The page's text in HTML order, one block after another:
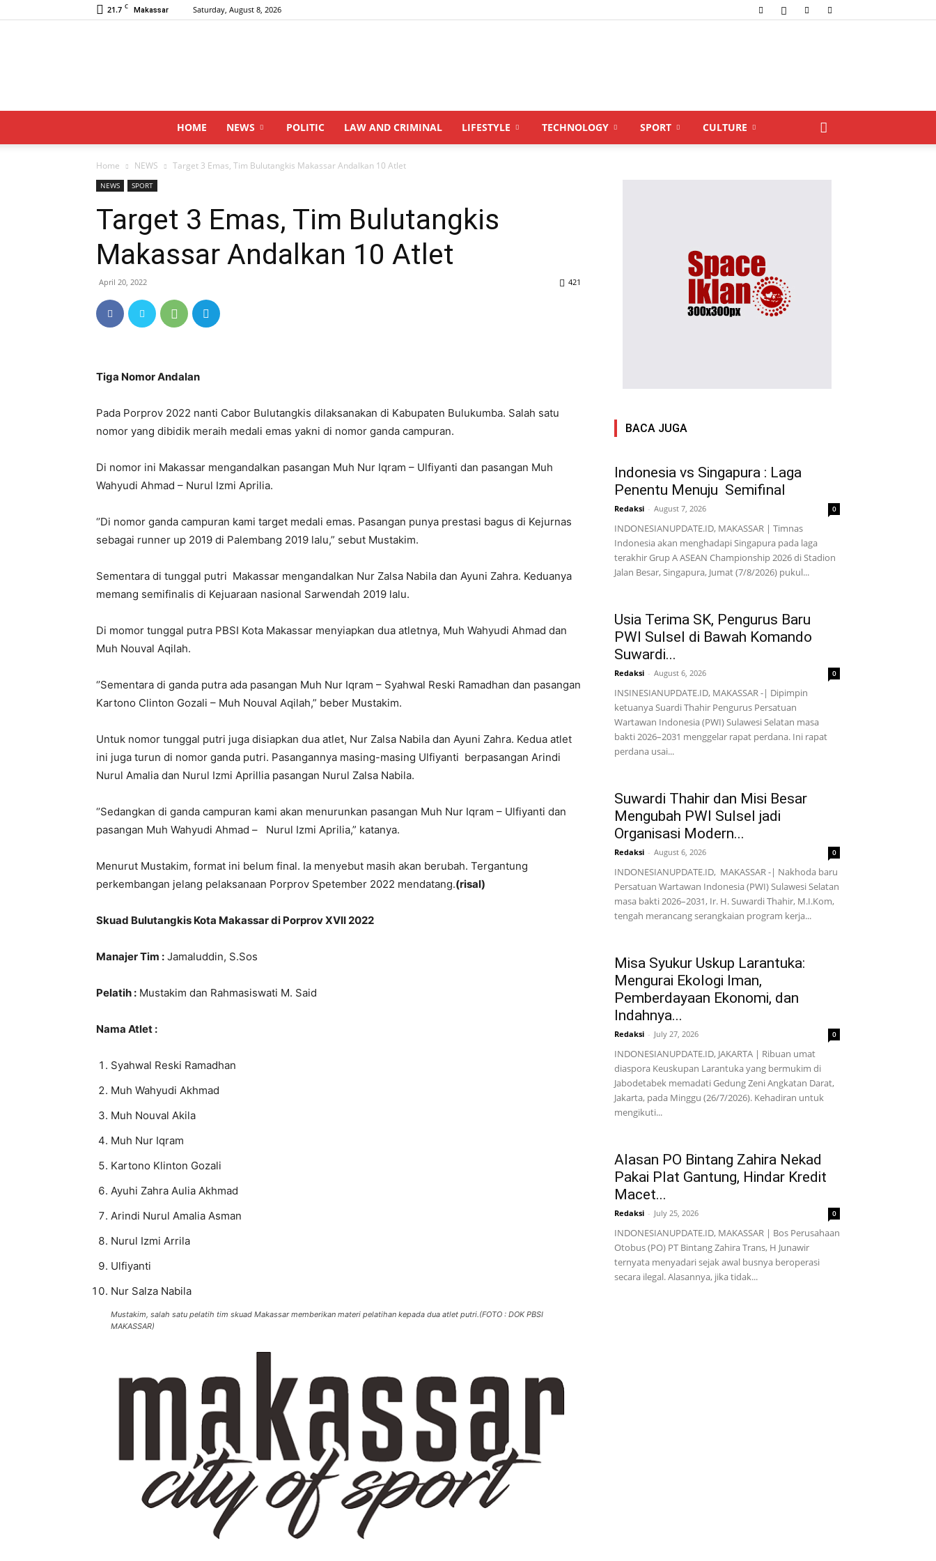
21.7 C Makassar Saturday, August 8, 2026
INDONESIANUPDATE.id
HOME NEWS POLITIC LAW AND CRIMINAL LIFESTYLE TECHNOLOGY SPORT CULTURE
Home NEWS Target 3 Emas, Tim Bulutangkis Makassar Andalkan 10 Atlet
NEWS SPORT
Target 3 Emas, Tim Bulutangkis
Makassar Andalkan 10 Atlet
April 20, 2022 421
Tiga Nomor Andalan
Pada Porprov 2022 nanti Cabor Bulutangkis dilaksanakan di Kabupaten Bulukumba. Salah satu
nomor yang dibidik meraih medali emas yakni di nomor ganda campuran.
Di nomor ini Makassar mengandalkan pasangan Muh Nur Iqram – Ulfiyanti dan pasangan Muh
Wahyudi Ahmad – Nurul Izmi Aprilia.
‘’Di nomor ganda campuran kami target medali emas. Pasangan punya prestasi bagus di Kejurnas
sebagai runner up 2019 di Palembang 2019 lalu,” sebut Mustakim.
Sementara di tunggal putri Makassar mengandalkan Nur Zalsa Nabila dan Ayuni Zahra. Keduanya
memang semifinalis di Kejuaraan nasional Sarwendah 2019 lalu.
Di momor tunggal putra PBSI Kota Makassar menyiapkan dua atletnya, Muh Wahyudi Ahmad dan
Muh Nouval Aqilah.
‘’Sementara di ganda putra ada pasangan Muh Nur Iqram – Syahwal Reski Ramadhan dan pasangan
Kartono Clinton Gozali – Muh Nouval Aqilah,” beber Mustakim.
Untuk nomor tunggal putri juga disiapkan dua atlet, Nur Zalsa Nabila dan Ayuni Zahra. Kedua atlet
ini juga turun di nomor ganda putri. Pasangannya masing-masing Ulfiyanti berpasangan Arindi
Nurul Amalia dan Nurul Izmi Aprillia pasangan Nurul Zalsa Nabila.
‘’Sedangkan di ganda campuran kami akan menurunkan pasangan Muh Nur Iqram – Ulfiyanti dan
pasangan Muh Wahyudi Ahmad – Nurul Izmi Aprilia,” katanya.
Menurut Mustakim, format ini belum final. Ia menyebut masih akan berubah. Tergantung
perkembangan jelang pelaksanaan Porprov Spetember 2022 mendatang.(risal)
Skuad Bulutangkis Kota Makassar di Porprov XVII 2022
Manajer Tim : Jamaluddin, S.Sos
Pelatih : Mustakim dan Rahmasiswati M. Said
Nama Atlet :
Syahwal Reski Ramadhan
Muh Wahyudi Akhmad
Muh Nouval Akila
Muh Nur Iqram
Kartono Klinton Gozali
Ayuhi Zahra Aulia Akhmad
Arindi Nurul Amalia Asman
Nurul Izmi Arrila
Ulfiyanti
Nur Salza Nabila
Mustakim, salah satu pelatih tim skuad Makassar memberikan materi pelatihan kepada dua atlet putri.(FOTO : DOK PBSI
MAKASSAR)
BACA JUGA
Indonesia vs Singapura : Laga
Penentu Menuju Semifinal
Redaksi - August 7, 2026 0
INDONESIANUPDATE.ID, MAKASSAR | Timnas
Indonesia akan menghadapi Singapura pada laga
terakhir Grup A ASEAN Championship 2026 di Stadion
Jalan Besar, Singapura, Jumat (7/8/2026) pukul...
Usia Terima SK, Pengurus Baru
PWI Sulsel di Bawah Komando
Suwardi...
Redaksi - August 6, 2026 0
INSINESIANUPDATE.ID, MAKASSAR -| Dipimpin
ketuanya Suardi Thahir Pengurus Persatuan
Wartawan Indonesia (PWI) Sulawesi Selatan masa
bakti 2026–2031 menggelar rapat perdana. Ini rapat
perdana usai...
Suwardi Thahir dan Misi Besar
Mengubah PWI Sulsel jadi
Organisasi Modern...
Redaksi - August 6, 2026 0
INDONESIANUPDATE.ID, MAKASSAR -| Nakhoda baru
Persatuan Wartawan Indonesia (PWI) Sulawesi Selatan
masa bakti 2026–2031, Ir. H. Suwardi Thahir, M.I.Kom,
tengah merancang serangkaian program kerja...
Misa Syukur Uskup Larantuka:
Mengurai Ekologi Iman,
Pemberdayaan Ekonomi, dan
Indahnya...
Redaksi - July 27, 2026 0
INDONESIANUPDATE.ID, JAKARTA | Ribuan umat
diaspora Keuskupan Larantuka yang bermukim di
Jabodetabek memadati Gedung Zeni Angkatan Darat,
Jakarta, pada Minggu (26/7/2026). Kehadiran untuk
mengikuti...
Alasan PO Bintang Zahira Nekad
Pakai Plat Gantung, Hindar Kredit
Macet...
Redaksi - July 25, 2026 0
INDONESIANUPDATE.ID, MAKASSAR | Bos Perusahaan
Otobus (PO) PT Bintang Zahira Trans, H Junawir
ternyata menyadari sejak awal busnya beroperasi
secara ilegal. Alasannya, jika tidak...